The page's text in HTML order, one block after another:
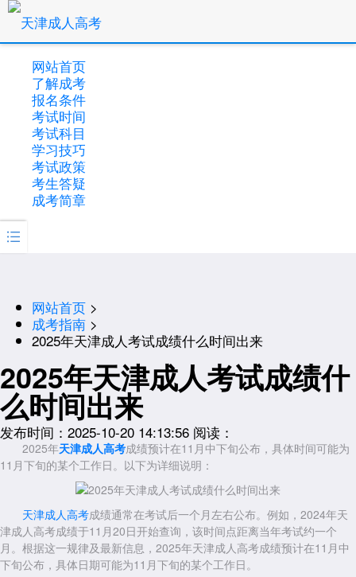
网站首页
了解成考
报名条件
考试时间
考试科目
学习技巧
考试政策
考生答疑
成考简章

网站首页 >
成考指南 >
2025年天津成人考试成绩什么时间出来
2025年天津成人考试成绩什
么时间出来
发布时间：2025-10-20 14:13:56 阅读：
2025年天津成人高考成绩预计在11月中下旬公布，具体时间可能为
11月下旬的某个工作日。以下为详细说明：
天津成人高考成绩通常在考试后一个月左右公布。例如，2024年天
津成人高考成绩于11月20日开始查询，该时间点距离当年考试约一个
月。根据这一规律及最新信息，2025年天津成人高考成绩预计在11月中
下旬公布，具体日期可能为11月下旬的某个工作日。